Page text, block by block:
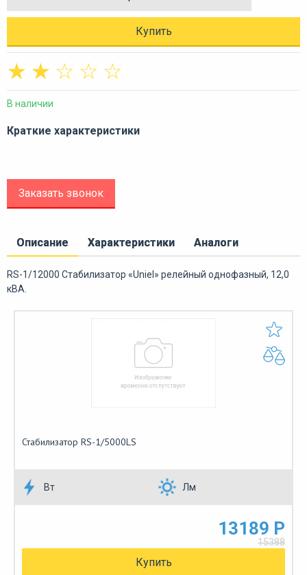
Купить
☆
☆
☆
☆
☆
В наличии
Краткие характеристики
Заказать звонок
Описание Характеристики Аналоги
RS-1/12000 Стабилизатор «Uniel» релейный однофазный, 12,0
кВА.
Стабилизатор RS-1/5000LS
Вт Лм
13189 Р
15388
Купить